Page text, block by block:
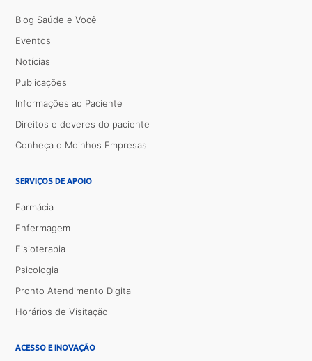
Blog Saúde e Você
Eventos
Notícias
Publicações
Informações ao Paciente
Direitos e deveres do paciente
Conheça o Moinhos Empresas
SERVIÇOS DE APOIO
Farmácia
Enfermagem
Fisioterapia
Psicologia
Pronto Atendimento Digital
Horários de Visitação
ACESSO E INOVAÇÃO